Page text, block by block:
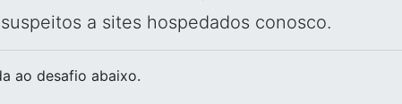
a sites hospedados conosco.
ao desafio abaixo.